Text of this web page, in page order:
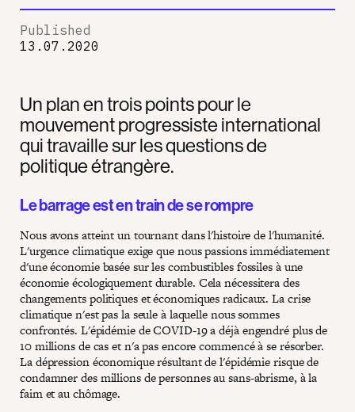
Un plan en trois points pour le
mouvement progressiste international
qui travaille sur les questions de
politique étrangère.
Le barrage est en train de se rompre
Nous avons atteint un tournant dans l'histoire de l'humanité.
L'urgence climatique exige que nous passions immédiatement
d'une économie basée sur les combustibles fossiles à une
économie écologiquement durable. Cela nécessitera des
changements politiques et économiques radicaux. La crise
climatique n'est pas la seule à laquelle nous sommes
confrontés. L'épidémie de COVID-19 a déjà engendré plus de
10 millions de cas et n'a pas encore commencé à se résorber.
La dépression économique résultant de l'épidémie risque de
condamner des millions de personnes au sans-abrisme, à la
faim et au chômage.
Published
13.07.2020